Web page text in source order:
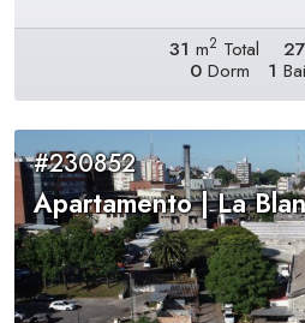
31 m2 Total 27
0Dorm 1
#230852
Apartamento | La